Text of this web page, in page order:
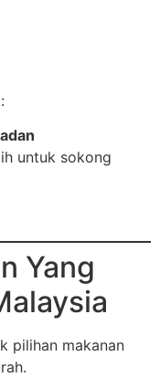
untuk sokong
Yang
pilihan makanan